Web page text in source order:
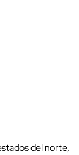
del norte,